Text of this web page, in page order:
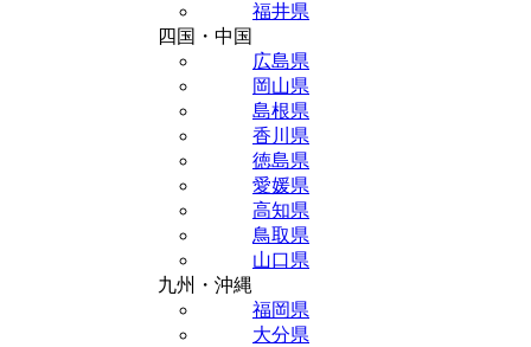
福井県
四国・中国
広島県
岡山県
島根県
香川県
徳島県
愛媛県
高知県
鳥取県
山口県
九州・沖縄
福岡県
大分県